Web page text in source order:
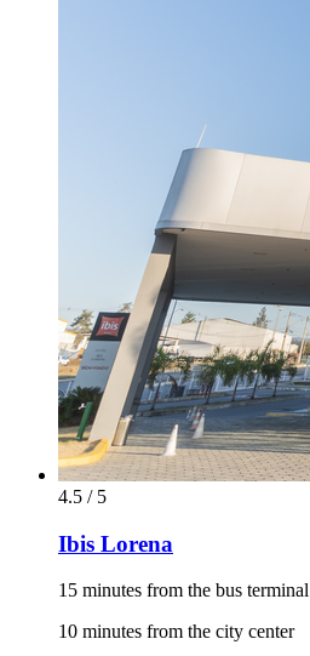
4.5 / 5
Ibis Lorena
15 minutes from the bus terminal
10 minutes from the city center